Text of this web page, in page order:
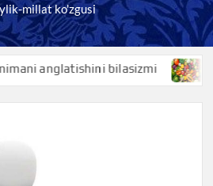
millat ko'zgusi
anglatishini bilasizmi Balans